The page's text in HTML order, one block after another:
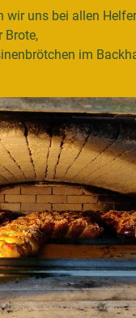
wir uns bei allen
Brote,
im